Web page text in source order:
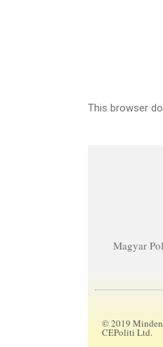
This browser
Magyar
© 2019
CEPoliti Ltd.